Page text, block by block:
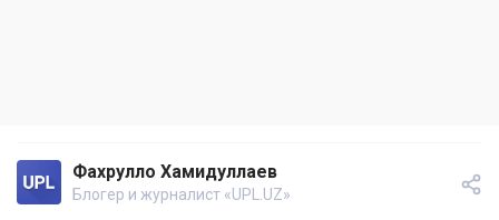
Фахрулло Хамидуллаев
Блогер и журналист «UPL.UZ»